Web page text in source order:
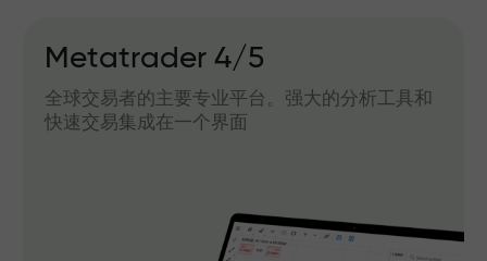
Metatrader 4/5
全球交易者的主要专业平台。强大的分析工具和
快速交易集成在一个界面